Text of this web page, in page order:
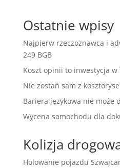
Ostatnie wpisy
Najpierw rzeczoznawca i
249 BGB
Koszt opinii to inwestycja
Nie zostań sam z
Bariera językowa nie może
Wycena samochodu dla
Kolizja
Holowanie pojazdu